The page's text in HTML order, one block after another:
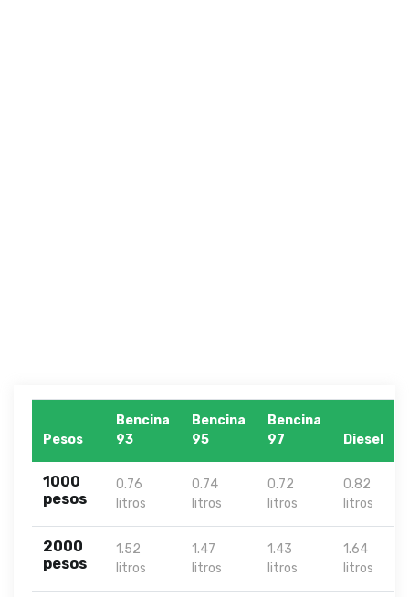
Pesos
Bencina
93
Bencina
95
Bencina
97
Diesel
1000
pesos
0.76
litros
0.74
litros
0.72
litros
0.82
litros
2000
pesos
1.52
litros
1.47
litros
1.43
litros
1.64
litros